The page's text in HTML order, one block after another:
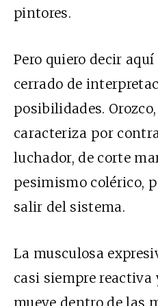
pintores.
Pero quiero decir
cerrado de
posibilidades.
caracteriza por
luchador, de corte
pesimismo colérico,
salir del sistema.
La musculosa
casi siempre reactiva